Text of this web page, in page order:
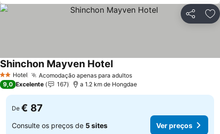
Partilhar
2 Estrelas
Hotel Acomodação apenas para adultosVer preços
Shinchon Mayven HotelVer preços
9,0 Excelente 167 a 1.2 km de Hongdae
De € 87
Consulte os preços de 5 sites Ver preços